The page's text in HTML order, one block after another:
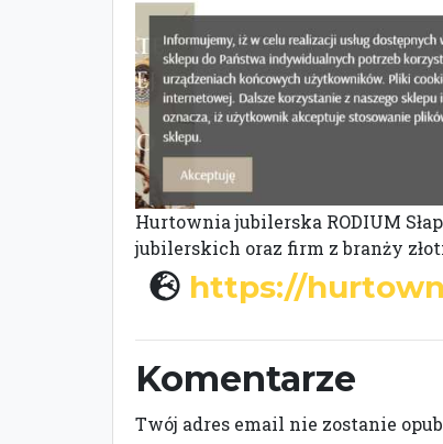
Hurtownia jubilerska RODIUM
jubilerskich oraz firm z branży
https://
Komentarze
Twój adres email nie zostanie